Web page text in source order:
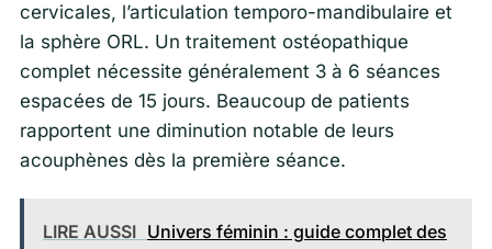
cervicales, l’articulation temporo-mandibulaire et
la sphère ORL. Un traitement ostéopathique
complet nécessite généralement 3 à 6 séances
espacées de 15 jours. Beaucoup de patients
rapportent une diminution notable de leurs
acouphènes dès la première séance.
LIRE AUSSI Univers féminin : guide complet des